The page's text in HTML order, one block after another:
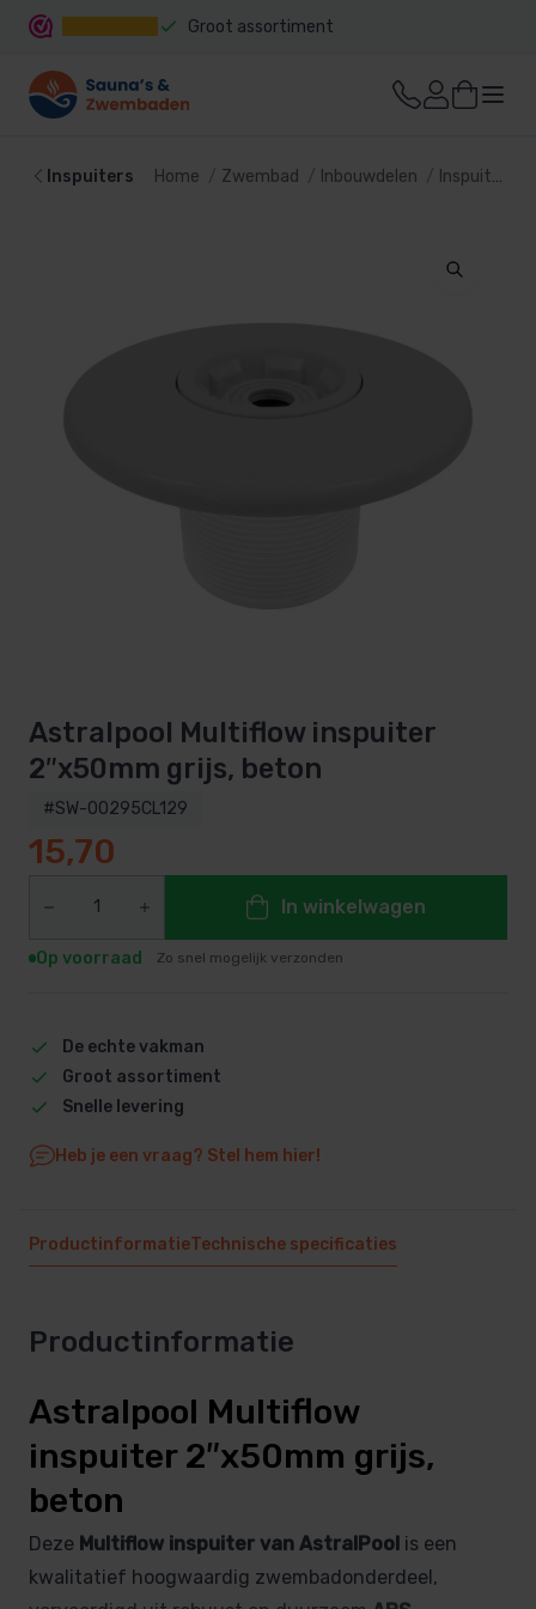
Groot assortiment
Inspuiters Home Zwembad Inbouwdelen Inspuiters
Astralpool Multiflow inspuiter
2″x50mm grijs, beton
#SW-00295CL129
15,70
In winkelwagen
Op voorraad Zo snel mogelijk verzonden
De echte vakman
Groot assortiment
Snelle levering
Heb je een vraag? Stel hem hier!
ProductinformatieTechnische specificaties
Productinformatie
Astralpool Multiflow
inspuiter 2″x50mm grijs,
beton
Deze Multiflow inspuiter van AstralPool is een
kwalitatief hoogwaardig zwembadonderdeel,